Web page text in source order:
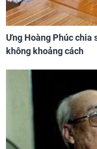
Ưng Hoàng Phúc chia
không khoảng cách